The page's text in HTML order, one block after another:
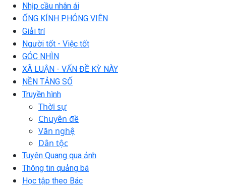
Nhịp cầu nhân ái
ỐNG KÍNH PHÓNG VIÊN
Giải trí
Người tốt - Việc tốt
GÓC NHÌN
XÃ LUẬN - VẤN ĐỀ KỲ NÀY
NỀN TẢNG SỐ
Truyền hình
Thời sự
Chuyên đề
Văn nghệ
Dân tộc
Tuyên Quang qua ảnh
Thông tin quảng bá
Học tập theo Bác